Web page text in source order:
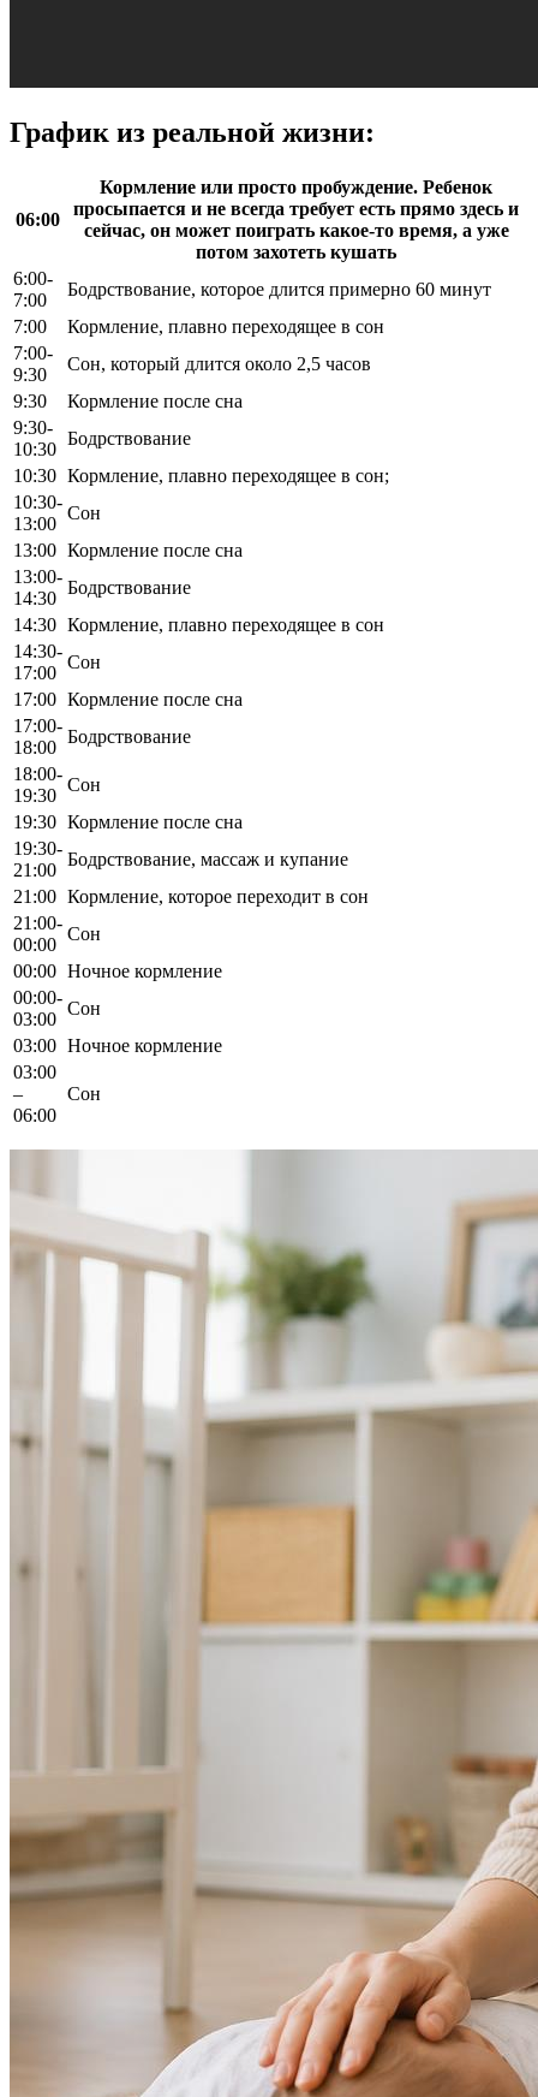
График из реальной жизни:
06:00
Кормление или просто пробуждение. Ребенок
просыпается и не всегда требует есть прямо здесь и
сейчас, он может поиграть какое-то время, а уже
потом захотеть кушать
6:00-
7:00
Бодрствование, которое длится примерно 60 минут
7:00
Кормление, плавно переходящее в сон
7:00-
9:30
Сон, который длится около 2,5 часов
9:30
Кормление после сна
9:30-
10:30
Бодрствование
10:30 Кормление, плавно переходящее в сон;
10:30-
13:00
Сон
13:00 Кормление после сна
13:00-
14:30
Бодрствование
14:30 Кормление, плавно переходящее в сон
14:30-
17:00
Сон
17:00 Кормление после сна
17:00-
18:00
Бодрствование
18:00-
19:30
Сон
19:30 Кормление после сна
19:30-
21:00
Бодрствование, массаж и купание
21:00 Кормление, которое переходит в сон
21:00-
00:00
Сон
00:00 Ночное кормление
00:00-
03:00
Сон
03:00 Ночное кормление
03:00
–
06:00
Сон